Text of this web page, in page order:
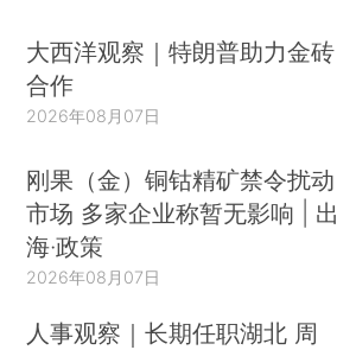
大西洋观察｜特朗普助力金砖
合作
2026年08月07日
刚果（金）铜钴精矿禁令扰动
市场 多家企业称暂无影响 | 出
海·政策
2026年08月07日
人事观察｜长期任职湖北 周